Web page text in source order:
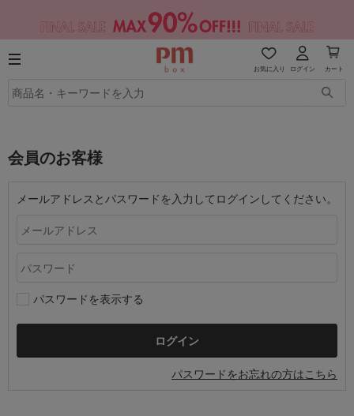
お気に入り ログイン カート
会員のお客様
メールアドレスとパスワードを入力してログインしてください。
パスワードを表示する
パスワードをお忘れの方はこちら